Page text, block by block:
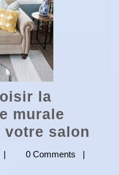
la
murale
salon
admin
| 0 Comments
|